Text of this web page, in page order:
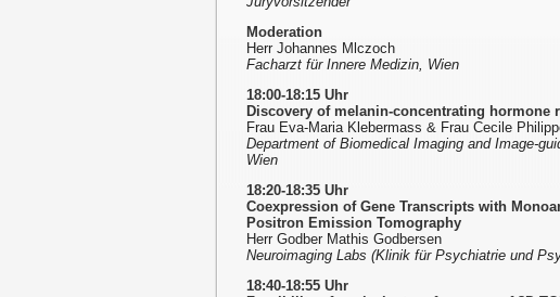
Moderation
Herr Johannes Mlczoch
Facharzt für Innere Medizin, Wien
18:00-18:15 Uhr
Discovery of melanin-concentrating hormone
Frau Eva-Maria Klebermass & Frau Cecile
Department of Biomedical Imaging and Image-
Wien
18:20-18:35 Uhr
Coexpression of Gene Transcripts with
Positron Emission Tomography
Herr Godber Mathis Godbersen
Neuroimaging Labs (Klinik für Psychiatrie und
18:40-18:55 Uhr